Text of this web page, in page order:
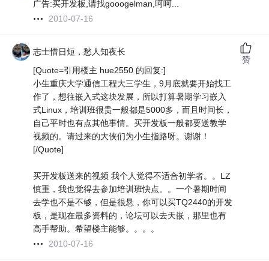
广告:买开发板,请找gooogelman,呵呵...
2010-07-16
志士惜日短，愁人知夜长️
[Quote=引用楼主 hue2550 的回复:]
小生重庆大学通信工程大三学生，9月底就要开始找工
作了，想往嵌入式这块发展，所以打算暑期学习嵌入
式Linux，培训班很贵一般都是5000多，而且时间长，
自己平时也有点其他事情。买开发板一般都要送教学
视频的。请过来的大侠们为小生指路呀。谢谢！
[/Quote]
买开发板送来的视频 我个人觉得不适合初学者。。LZ
慎重，我也觉得去参加培训班快点。。一个暑期时间
去学也不是不够，但是很悬，你可以买TQ2440的开发
板，是现在最多资料的，论坛可以去天嵌，那里也有
高手帮助。希望楼主能够。。。。
2010-07-16
赞